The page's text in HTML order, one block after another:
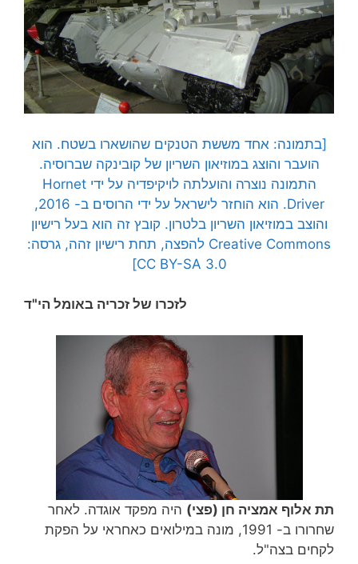
[בתמונה: אחד מששת הטנקים שהושארו בשטח. הוא
הועבר והוצג במוזיאון השריון של קובינקה שברוסיה.
התמונה נוצרה והועלתה לויקיפדיה על ידיHornet
Driver. הוא הוחזר לישראל על ידי הרוסים ב- 2016,
והוצב במוזיאון השריון בלטרון. קובץ זה הוא בעל רישיון
Creative Commons להפצה, תחת רישיון זהה, גרסה:
CC BY-SA 3.0]
לזכרו של זכריה באומל הי"ד
תת אלוף אמציה חן (פצי) היה מפקד אוגדה. לאחר
שחרורו ב- 1991, מונה במילואים כאחראי על הפקת
לקחים בצה"ל.